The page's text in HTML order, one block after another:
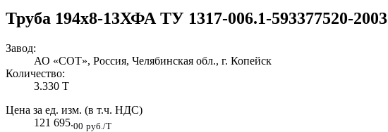
Труба 194х8-13ХФА ТУ 1317-006.1-593377520-2003
Завод:
АО «СОТ», Россия, Челябинская обл., г. Копейск
Количество:
3.330 Т
Цена за ед. изм. (в т.ч. НДС)
121 695.00 руб./Т